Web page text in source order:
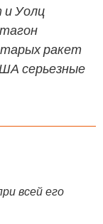
и Уолц
ракет
серьезные
всей его